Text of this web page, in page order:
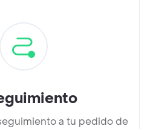
a tu pedido de